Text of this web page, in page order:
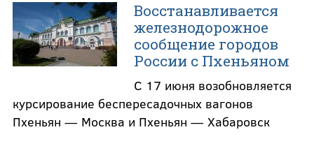
Восстанавливается
железнодорожное
сообщение городов
России с Пхеньяном
С 17 июня возобновляется
курсирование беспересадочных вагонов
Пхеньян — Москва и Пхеньян — Хабаровск